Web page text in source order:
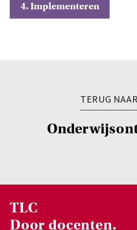
4. Implementeren
TERUG NAAR
TLC
Door docenten.